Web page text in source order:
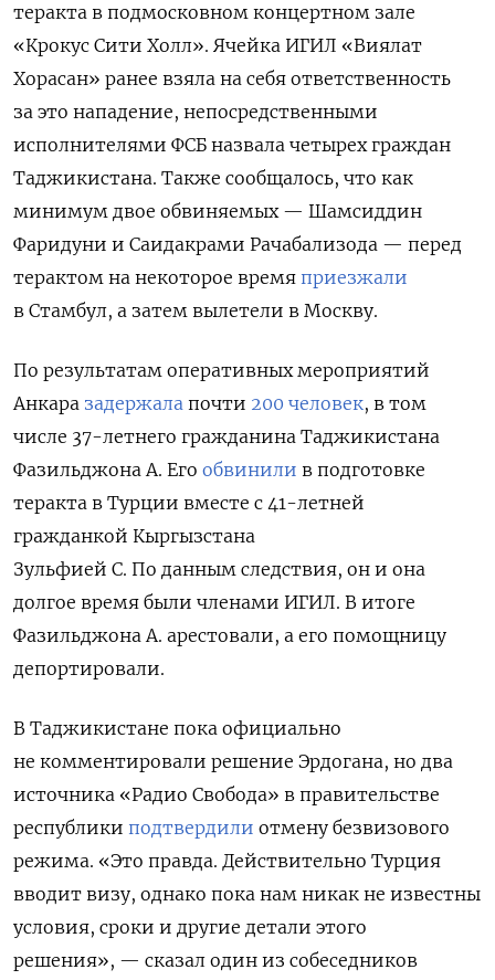
теракта в подмосковном концертном зале
«Крокус Сити Холл». Ячейка ИГИЛ «Виялат
Хорасан» ранее взяла на себя ответственность
за это нападение, непосредственными
исполнителями ФСБ назвала четырех граждан
Таджикистана. Также сообщалось, что как
минимум двое обвиняемых — Шамсиддин
Фаридуни и Саидакрами Рачабализода — перед
терактом на некоторое время приезжали
в Стамбул, а затем вылетели в Москву.
По результатам оперативных мероприятий
Анкара задержала почти 200 человек, в том
числе 37-летнего гражданина Таджикистана
Фазильджона А. Его обвинили в подготовке
теракта в Турции вместе с 41-летней
гражданкой Кыргызстана
Зульфией С. По данным следствия, он и она
долгое время были членами ИГИЛ. В итоге
Фазильджона А. арестовали, а его помощницу
депортировали.
В Таджикистане пока официально
не комментировали решение Эрдогана, но два
источника «Радио Свобода» в правительстве
республики подтвердили отмену безвизового
режима. «Это правда. Действительно Турция
вводит визу, однако пока нам никак не известны
условия, сроки и другие детали этого
решения», — сказал один из собеседников